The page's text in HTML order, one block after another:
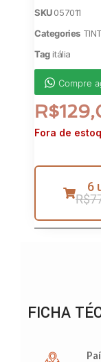
SKU057011
Categories
Tag itália
Compre
R$
Fora de
6
R$
FICHA